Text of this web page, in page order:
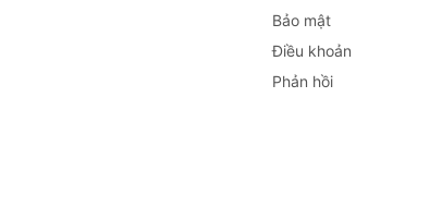
Bảo mật
Điều khoản
Phản hồi